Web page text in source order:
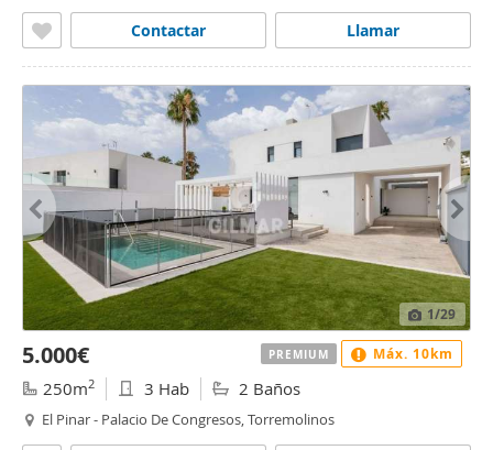
Llamar
Contactar
1/29
5.000€
250m2 3 Hab 2 Baños
El Pinar - Palacio De Congresos, Torremolinos
PREMIUM Máx. 10km